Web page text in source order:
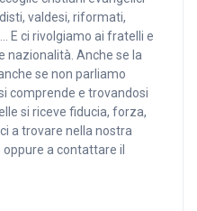
valdesi, riformati,
E ci rivolgiamo ai fratelli e
nazionalità. Anche se la
se non parliamo
comprende e trovandosi
si riceve fiducia, forza,
a trovare nella nostra
a contattare il